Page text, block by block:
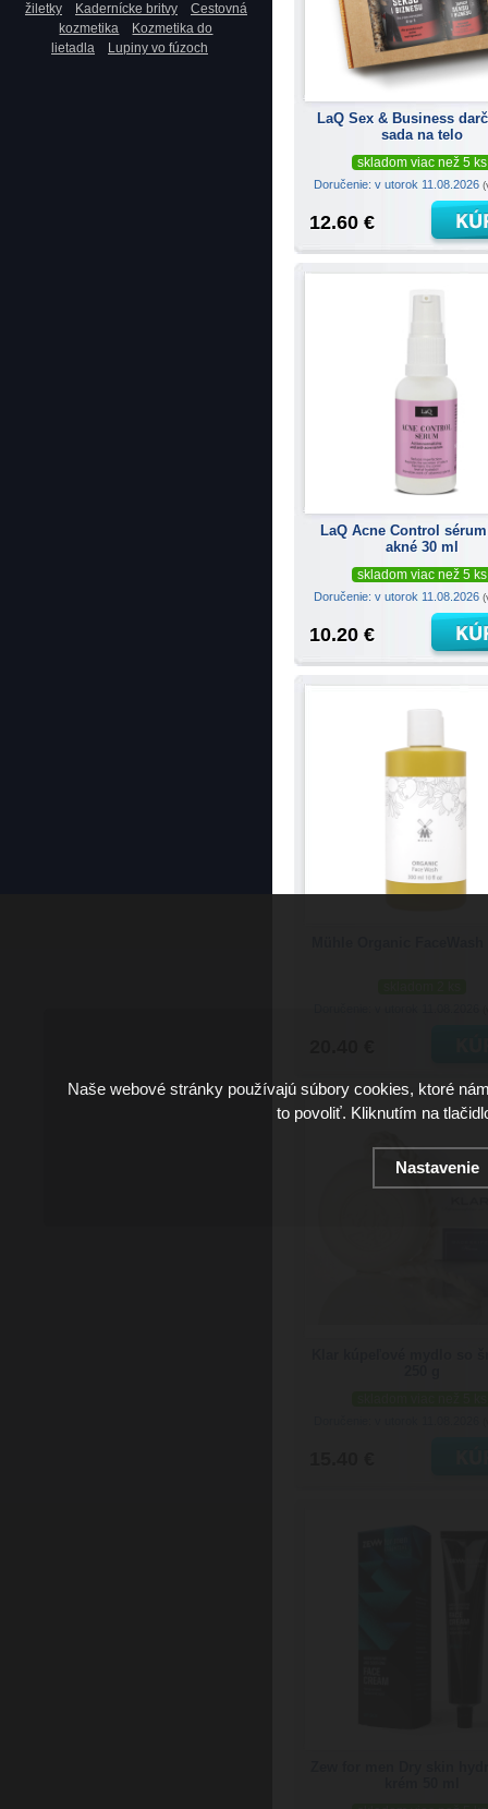
žiletky
Kadernícke britvy
Cestovná
kozmetika
Kozmetika do
lietadla
Lupiny vo fúzoch
LaQ Sex & Business
sada na telo
skladom viac než 5 ks
Doručenie: v utorok 11.08.2026
12.60 €
LaQ Acne Control
akné 30 ml
skladom viac než 5 ks
Doručenie: v utorok 11.08.2026
10.20 €
Naše webové stránky používajú súbory cookies, ktoré
to povoliť. Kliknutím na
Nastavenie